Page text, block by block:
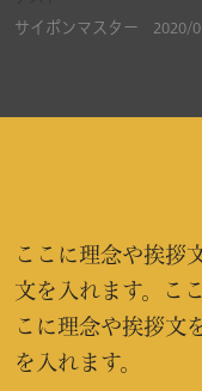
サイポンマスター
2020/
ここに理念や挨拶
文を入れます。こ
こに理念や挨拶文
を入れます。